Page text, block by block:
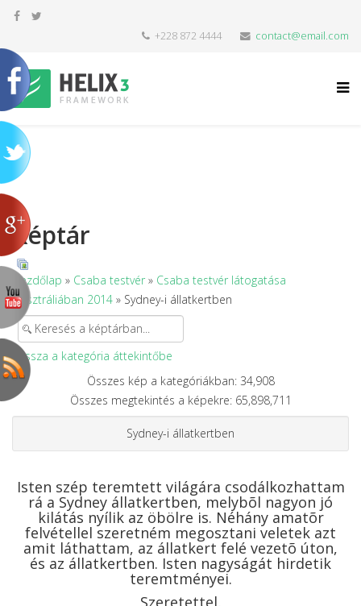
+228 872 4444 contact@email.com
Képtár
Kezdőlap » Csaba testvér » Csaba testvér látogatása
Ausztráliában 2014 » Sydney-i állatkertben
Vissza a kategória áttekintőbe
Összes kép a kategóriákban: 34,908
Összes megtekintés a képekre: 65,898,711
Sydney-i állatkertben
Isten szép teremtett világára csodálkozhattam
rá a Sydney állatkertben, melybõl nagyon jó
kilátás nyílik az öbölre is. Néhány amatõr
felvétellel szeretném megosztani veletek azt
amit láthattam, az állatkert felé vezetõ úton,
és az állatkertben. Isten nagyságát hirdetik
teremtményei.
Szeretettel,